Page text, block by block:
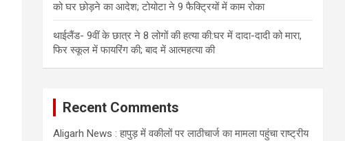
को घर छोड़ने का आदेश; टोयोटा ने 9 फैक्ट्रियों में काम रोका
थाईलैंड- 9वीं के छात्र ने 8 लोगों की हत्या की:घर में दादा-दादी को मारा,
फिर स्कूल में फायरिंग की; बाद में आत्महत्या की
Recent Comments
Aligarh News : हापुड़ में वकीलों पर लाठीचार्ज का मामला पहुंचा राष्ट्रीय